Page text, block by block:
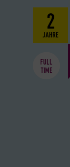
2
JAHRE
FULL
TIME